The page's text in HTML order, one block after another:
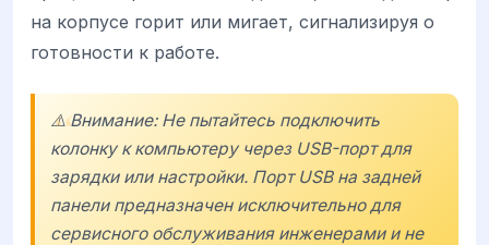
на корпусе горит или мигает, сигнализируя о
готовности к работе.
⚠️ Внимание: Не пытайтесь подключить
колонку к компьютеру через USB-порт для
зарядки или настройки. Порт USB на задней
панели предназначен исключительно для
сервисного обслуживания инженерами и не